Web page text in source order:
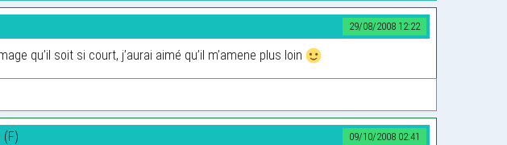
29/08/2008 12:22
qu’il soit si court, j’aurai aimé qu’il m’amene plus loin
09/10/2008 02:41
(F)